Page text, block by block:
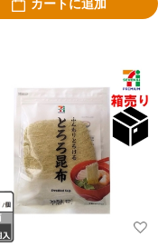
カートに追加